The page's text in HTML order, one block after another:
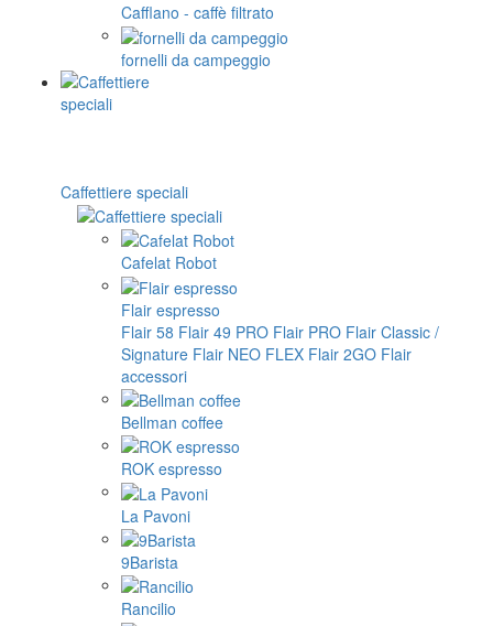
Cafflano - caffè filtrato
fornelli da campeggio
Caffettiere speciali
Cafelat Robot
Flair espresso
Flair 58 Flair 49 PRO Flair PRO Flair Classic /
Signature Flair NEO FLEX Flair 2GO Flair
accessori
Bellman coffee
ROK espresso
La Pavoni
9Barista
Rancilio